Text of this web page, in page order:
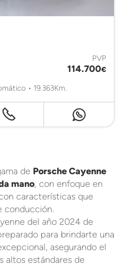
PVP
114.700€
• 19.363Km.
de Porsche Cayenne
mano, con enfoque en
características que
conducción.
del año 2024 de
para brindarte una
asegurando el
altos estándares de